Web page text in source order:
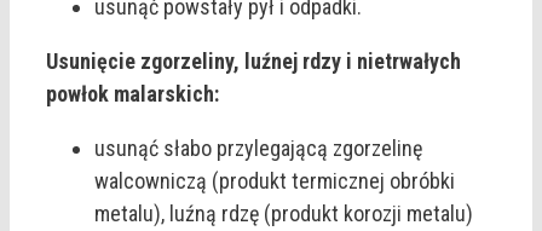
usunąć powstały pył i odpadki.
Usunięcie zgorzeliny, luźnej rdzy i nietrwałych
powłok malarskich:
usunąć słabo przylegającą zgorzelinę
walcowniczą (produkt termicznej obróbki
metalu), luźną rdzę (produkt korozji metalu)